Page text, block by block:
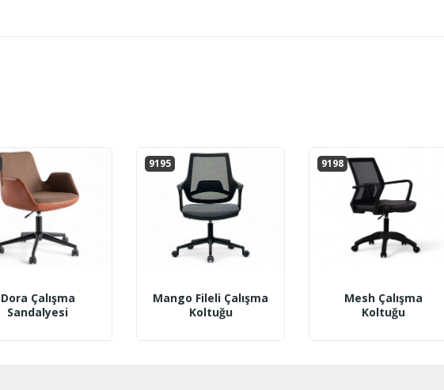
Dora Çalışma
Sandalyesi
9195
Mango Fileli Çalışma
Koltuğu
9198
Mesh Çalışma
Koltuğu